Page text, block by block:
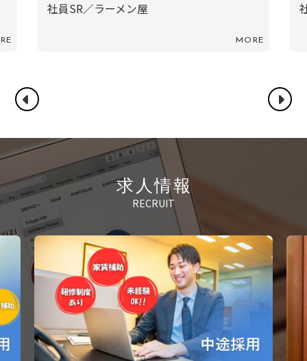
社員TM／バレンタインと
求人情報
RECRUIT